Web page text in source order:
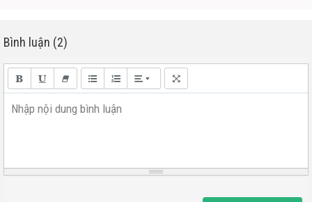
Bình luận (2)
Nhập nội dung bình luận